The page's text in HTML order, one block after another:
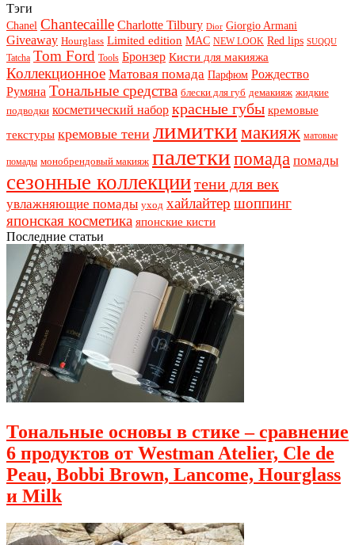
Тэги
Chanel Chantecaille Charlotte Tilbury Dior Giorgio Armani
Giveaway Hourglass Limited edition MAC NEW LOOK Red lips SUQQU
Tatcha Tom Ford Tools Бронзер Кисти для макияжа
Коллекционное Матовая помада Парфюм Рождество
Румяна Тональные средства блески для губ демакияж жидкие
подводки косметический набор красные губы кремовые
текстуры кремовые тени лимиткимакияж матовые
помады монобрендовый макияж палеткипомада помады
сезонные коллекциитени для век
увлажняющие помады уход хайлайтер шоппинг
японская косметика японские кисти
Последние статьи
Тональные основы в стике – сравнение
6 продуктов от Westman Atelier, Cle de
Peau, Bobbi Brown, Lancome, Hourglass
и Milk